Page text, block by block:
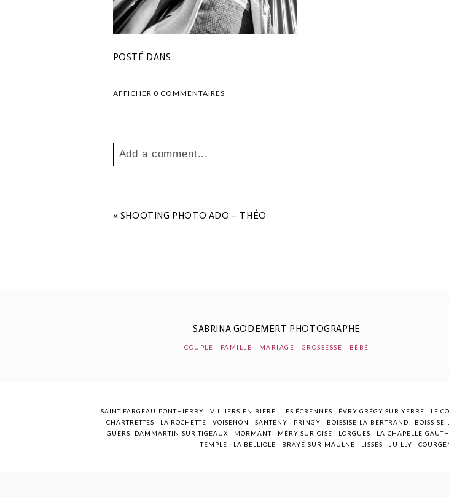
POSTÉ DANS :
AFFICHER0 COMMENTAIRES
Add a comment...
« SHOOTING PHOTO ADO – THÉO
SABRINA GODEMERT PHOTOGRAPHE
COUPLE - FAMILLE - MARIAGE - GROSSESSE - BÉBÉ
SAINT-FARGEAU-PONTHIERRY - VILLIERS-EN-BIÈRE - LES ÉCRENNES - ÉVRY-GRÉGY-SUR-YERRE - LE
CHARTRETTES - LA ROCHETTE - VOISENON - SANTENY - PRINGY - BOISSISE-LA-BERTRAND -
GUERS -DAMMARTIN-SUR-TIGEAUX - MORMANT - MÉRY-SUR-OISE - LORGUES - LA-CHAPELLE-
TEMPLE - LA BELLIOLE - BRAYE-SUR-MAULNE - LISSES - JUILLY -